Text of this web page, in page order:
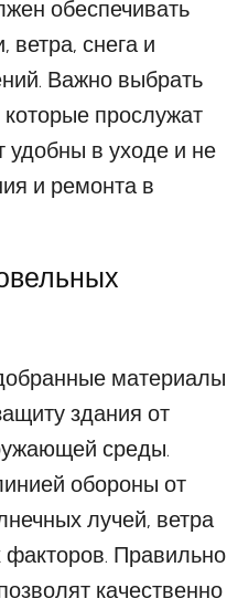
обеспечивать
ветра, снега и
Важно выбрать
прослужат
удобны в уходе и не
и ремонта в
материалы
здания от
среды.
обороны от
лучей, ветра
факторов. Правильно
качественно